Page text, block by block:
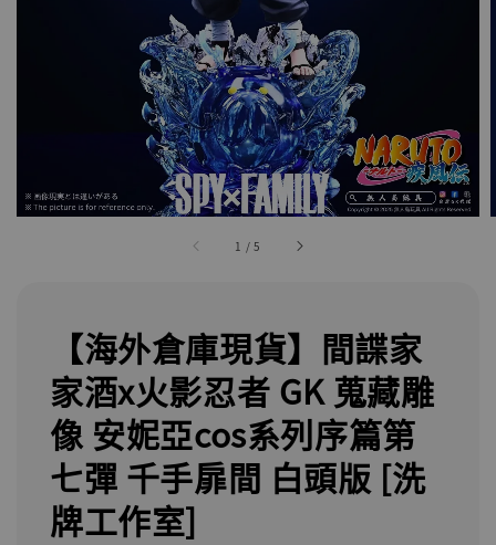
1 /5
【海外倉庫現貨】間諜家
家酒x火影忍者 GK 蒐藏雕
像 安妮亞cos系列序篇第
七彈 千手扉間 白頭版 [洗
牌工作室]